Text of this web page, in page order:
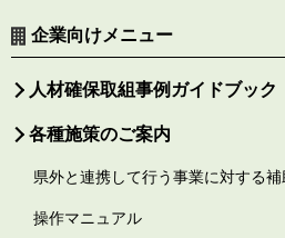
企業向けメニュー
人材確保取組事例ガイドブック
各種施策のご案内
県外と連携して行う事業に対する
操作マニュアル